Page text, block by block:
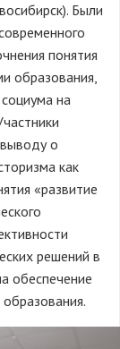
Были
понятия
образования,
на
о
как
«развитие
решений в
обеспечение